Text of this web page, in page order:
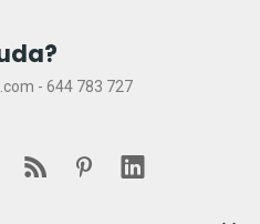
- 644 783 727